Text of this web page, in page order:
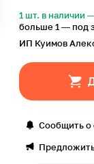
1 шт. в наличии
больше 1 — под
ИП Куимов
Сообщить о